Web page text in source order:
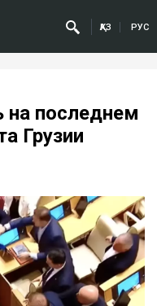
ҚАЗ РУС
на последнем
Грузии